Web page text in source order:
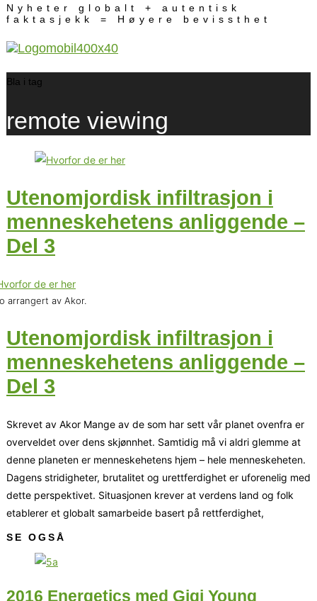
Nyheter globalt + autentisk
faktasjekk = Høyere bevissthet
Bla i tag
remote viewing
Utenomjordisk infiltrasjon i
menneskehetens anliggende –
Del 3
arrangert av Akor.
Utenomjordisk infiltrasjon i
menneskehetens anliggende –
Del 3
Skrevet av Akor Mange av de som har sett vår planet ovenfra er
overveldet over dens skjønnhet. Samtidig må vi aldri glemme at
denne planeten er menneskehetens hjem – hele menneskeheten.
Dagens stridigheter, brutalitet og urettferdighet er uforenelig med
dette perspektivet. Situasjonen krever at verdens land og folk
etablerer et globalt samarbeide basert på rettferdighet,
SE OGSÅ
2016 Energetics med Gigi Young